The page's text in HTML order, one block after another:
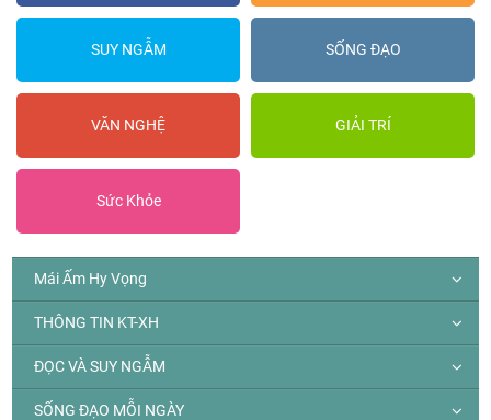
SUY NGẪM SỐNG ĐẠO
VĂN NGHỆ GIẢI TRÍ
Sức Khỏe
Mái Ấm Hy Vọng
THÔNG TIN KT-XH
ĐỌC VÀ SUY NGẪM
SỐNG ĐẠO MỖI NGÀY